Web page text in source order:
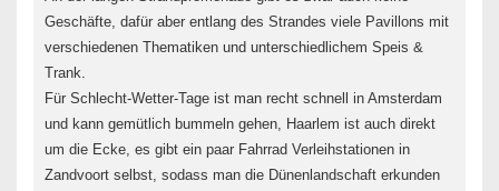
Geschäfte, dafür aber entlang des Strandes viele Pavillons mit
verschiedenen Thematiken und unterschiedlichem Speis &
Trank.
Für Schlecht-Wetter-Tage ist man recht schnell in Amsterdam
und kann gemütlich bummeln gehen, Haarlem ist auch direkt
um die Ecke, es gibt ein paar Fahrrad Verleihstationen in
Zandvoort selbst, sodass man die Dünenlandschaft erkunden